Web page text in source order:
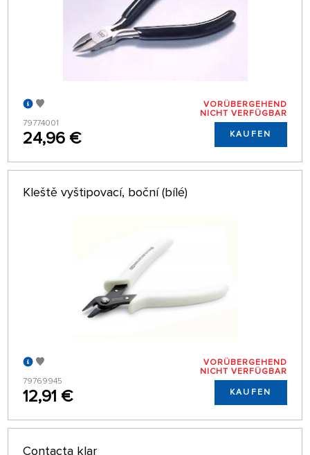
79774001
24,96 €
VORÜBERGEHEND
NICHT VERFÜGBAR
KAUFEN
Kleště vyštipovací, boční (bílé)
79769945
12,91 €
VORÜBERGEHEND
NICHT VERFÜGBAR
KAUFEN
Contacta klar